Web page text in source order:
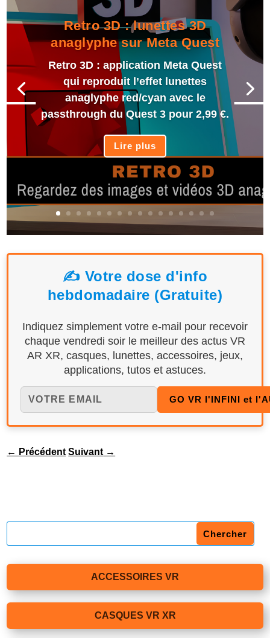
Retro 3D : lunettes 3D
anaglyphe sur Meta Quest
Retro 3D : application Meta Quest
qui reproduit l’effet lunettes
anaglyphe red/cyan avec le
passthrough du Quest 3 pour 2,99 €.
Lire plus
✍️ Votre dose d'info
hebdomadaire (Gratuite)
Indiquez simplement votre e-mail pour recevoir
chaque vendredi soir le meilleur des actus VR
AR XR, casques, lunettes, accessoires, jeux,
applications, tutos et astuces.
← Précédent Suivant →
ACCESSOIRES VR
CASQUES VR XR